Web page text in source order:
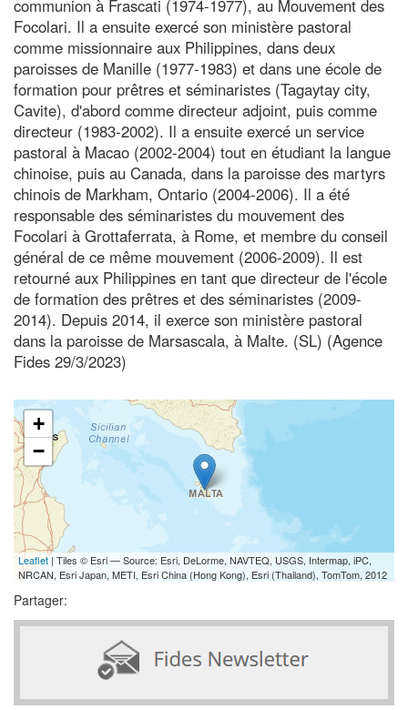
communion à Frascati (1974-1977), au Mouvement des
Focolari. Il a ensuite exercé son ministère pastoral
comme missionnaire aux Philippines, dans deux
paroisses de Manille (1977-1983) et dans une école de
formation pour prêtres et séminaristes (Tagaytay city,
Cavite), d'abord comme directeur adjoint, puis comme
directeur (1983-2002). Il a ensuite exercé un service
pastoral à Macao (2002-2004) tout en étudiant la langue
chinoise, puis au Canada, dans la paroisse des martyrs
chinois de Markham, Ontario (2004-2006). Il a été
responsable des séminaristes du mouvement des
Focolari à Grottaferrata, à Rome, et membre du conseil
général de ce même mouvement (2006-2009). Il est
retourné aux Philippines en tant que directeur de l'école
de formation des prêtres et des séminaristes (2009-
2014). Depuis 2014, il exerce son ministère pastoral
dans la paroisse de Marsascala, à Malte. (SL) (Agence
Fides 29/3/2023)
+
−
Leaflet| Tiles © Esri — Source: Esri, DeLorme, NAVTEQ, USGS, Intermap, iPC,
NRCAN, Esri Japan, METI, Esri China (Hong Kong), Esri (Thailand), TomTom, 2012
Partager: